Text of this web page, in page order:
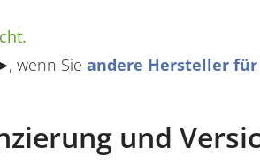
wenn Sie andere Hersteller für
und